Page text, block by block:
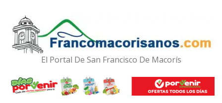
El Portal De San Francisco De Macorís